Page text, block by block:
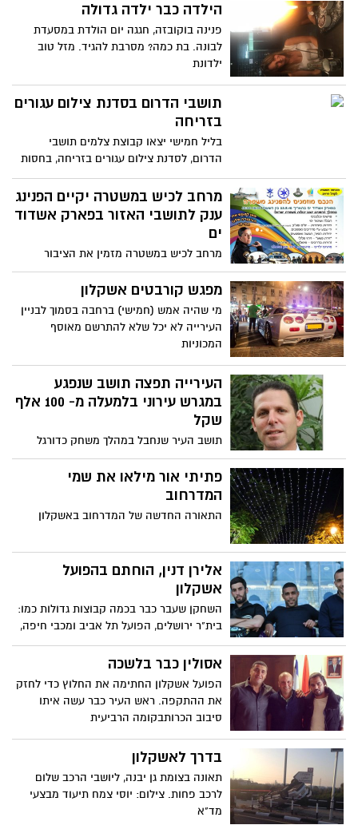
הילדה כבר ילדה גדולה
פנינה בוקובזה, חגגה יום הולדת במסעדת
לבונה. בת כמה? מסרבת להגיד. מזל טוב
ילדונת
תושבי הדרום בסדנת צילום עגורים
בזריחה
בליל חמישי יצאו קבוצת צלמים תושבי
הדרום, לסדנת צילום עגורים בזריחה, בחסות
בית ספר לצילום חשיפה באשקלון. המיקום
אגמון החולה,מדובר בסיור ייחודי המאפשר
הצצה קרובה ללהקות הציפורים וצילומן,
עצירה ב"חלונות" שונים,ולמידה של זוויות
צילום.
מרחב לכיש במשטרה יקיים הפנינג
ענק לתושבי האזור בפארק אשדוד
ים
מרחב לכיש במשטרה מזמין את הציבור
הרחב, הורים וילדים, להכיר מקרוב את יחידות
המשטרה ועבודת השוטרים, הלוחמים
והיחידות המיוחדות. במשטרה מתכננים
הפנינג של ממש לציבור הרחב, והוא יתקיים
בפארק אשדוד ים
מפגש קורבטים אשקלון
מי שהיה אמש (חמישי) ברחבה בסמוך לבניין
העירייה לא יכל שלא להתרשם מאוסף
המכוניות
העירייה תפצה תושב שנפגע
במגרש עירוני בלמעלה מ- 100 אלף
שקל
תושב העיר שנחבל במהלך משחק כדורגל
במגרש השייך לעיריית אשקלון יפוצה ב-107
אלף שקלים במסגרת הסכם פשרה, זאת על
אף האחריות והסיכון של העוסקים בפעילויות
התביעה בסמוך להתיישנותה. את התובע ייצג
פתיתי אור מילאו את שמי
המדרחוב
התאורה החדשה של המדרחוב באשקלון
אלירן דנין, הוחתם בהפועל
אשקלון
השחקן שעבר כבר בכמה קבוצות גדולות כמו:
בית"ר ירושלים, הפועל תל אביב ומכבי חיפה,
נחת בעיר ויתפקד כמגן השמאלי
אסולין כבר בלשכה
הפועל אשקלון החתימה את החלוץ כדי לחזק
את ההתקפה. ראש העיר כבר עשה איתו
סיבוב הכרותבקומה הרביעית
בדרך לאשקלון
תאונה בצומת גן יבנה, ליושבי הרכב שלום
לרכב פחות. צילום: יוסי צמח תיעוד מבצעי
מד"א